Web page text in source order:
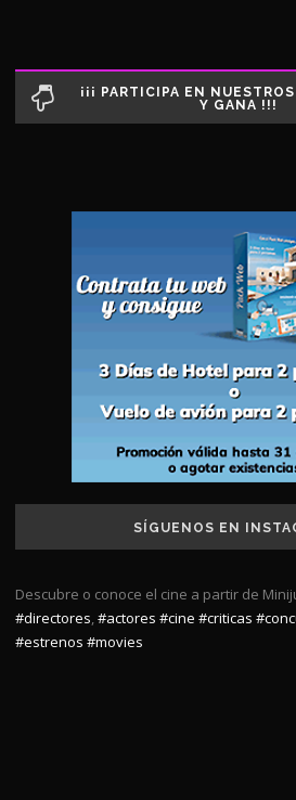
¡¡¡ PARTICIPA EN
Y GANA !!!
SÍGUENOS EN
Descubre o conoce el cine a partir de
#directores,#actores #cine #criticas
#estrenos #movies